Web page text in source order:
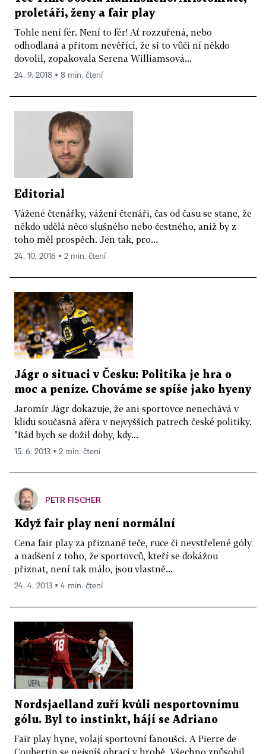
proletáři, ženy a fair play
Tohle není fér. Není to fér! Ať rozzuřená, nebo
odhodlaná a přitom nevěřící, že si to vůči ní někdo
dovolil, zopakovala Serena Williamsová...
24. 9. 2018 ▪ 8 min. čtení
Editorial
Vážené čtenářky, vážení čtenáři, čas od času se stane, že
někdo udělá něco slušného nebo čestného, aniž by z
toho měl prospěch. Jen tak, pro...
24. 10. 2016 ▪ 2 min. čtení
Jágr o situaci v Česku: Politika je hra o
moc a peníze. Chováme se spíše jako hyeny
Jaromír Jágr dokazuje, že ani sportovce nenechává v
klidu současná aféra v nejvyšších patrech české politiky.
"Rád bych se dožil doby, kdy...
15. 6. 2013 ▪ 2 min. čtení
PETR FISCHER
Když fair play není normální
Cena fair play za přiznané teče, ruce či nevstřelené góly
a nadšení z toho, že sportovců, kteří se dokážou
přiznat, není tak málo, jsou vlastně...
24. 4. 2013 ▪ 4 min. čtení
Nordsjaelland zuří kvůli nesportovnímu
gólu. Byl to instinkt, hájí se Adriano
Fair play hyne, volají sportovní fanoušci. A Pierre de
Coubertin se nejspíš obrací v hrobě. Všechno způsobil